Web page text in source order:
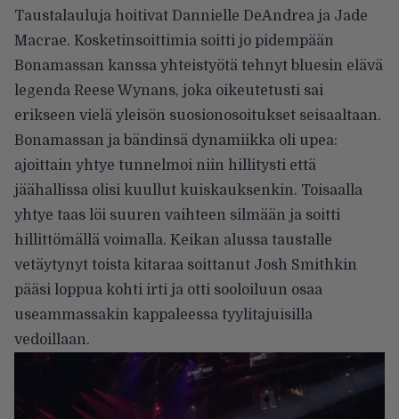
Taustalauluja hoitivat Dannielle DeAndrea ja Jade
Macrae. Kosketinsoittimia soitti jo pidempään
Bonamassan kanssa yhteistyötä tehnyt bluesin elävä
legenda Reese Wynans, joka oikeutetusti sai
erikseen vielä yleisön suosionosoitukset seisaaltaan.
Bonamassan ja bändinsä dynamiikka oli upea:
ajoittain yhtye tunnelmoi niin hillitysti että
jäähallissa olisi kuullut kuiskauksenkin. Toisaalla
yhtye taas löi suuren vaihteen silmään ja soitti
hillittömällä voimalla. Keikan alussa taustalle
vetäytynyt toista kitaraa soittanut Josh Smithkin
pääsi loppua kohti irti ja otti sooloiluun osaa
useammassakin kappaleessa tyylitajuisilla
vedoillaan.